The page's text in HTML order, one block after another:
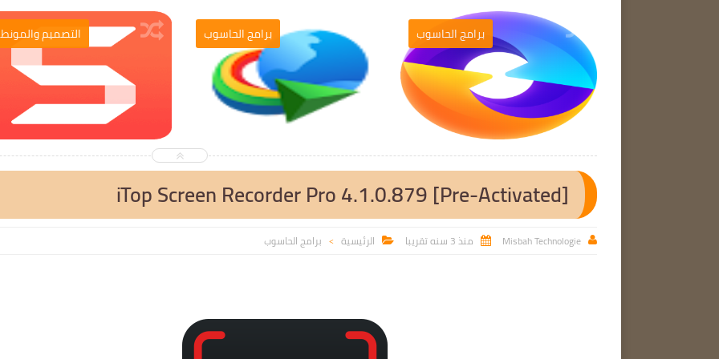
برامج برامج الحاسوب برامج الحاسوب
iTop Screen Recorder Pro 4.1.0.879 [Pre-Activated]

Misbah Technologie
 منذ 3 سنه تقريبا  الرئيسية > برامج الحاسوب